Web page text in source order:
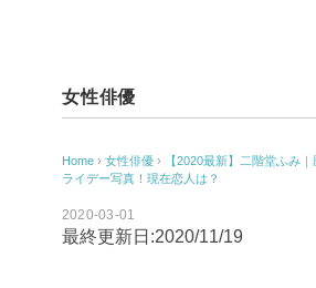
女性俳優
Home › 女性俳優 ›
【2020最新】二階堂ふみ
ライデー写真！現在恋人は？
2020-03-01
最終更新日:2020/11/19